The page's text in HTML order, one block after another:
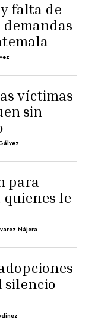
falta de
víctimas
sin
para
le
Nájera
silencio